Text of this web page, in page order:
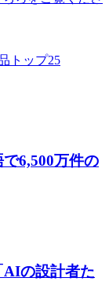
トップ25
6,500万件の
AIの設計者た